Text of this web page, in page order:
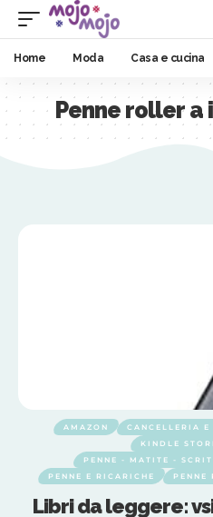
Home Moda Casa e cucina
Penne roller
AMAZON
CANCELLERIA
KINDLE
PENNE - MATITE -
PENNE E RICARICHE
PENNE
Libri da leggere: